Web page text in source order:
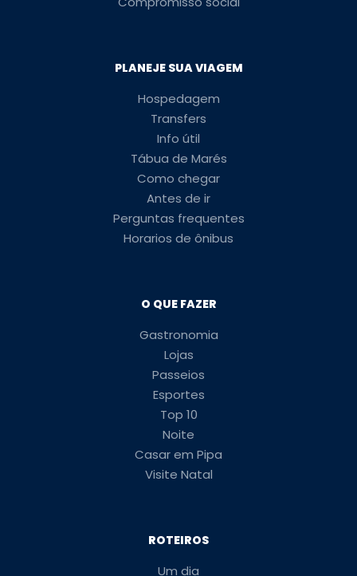
PLANEJE SUA VIAGEM
Hospedagem
Transfers
Info útil
Tábua de Marés
Como chegar
Antes de ir
Perguntas frequentes
Horarios de ônibus
O QUE FAZER
Gastronomia
Lojas
Passeios
Esportes
Top 10
Noite
Casar em Pipa
Visite Natal
ROTEIROS
Um dia